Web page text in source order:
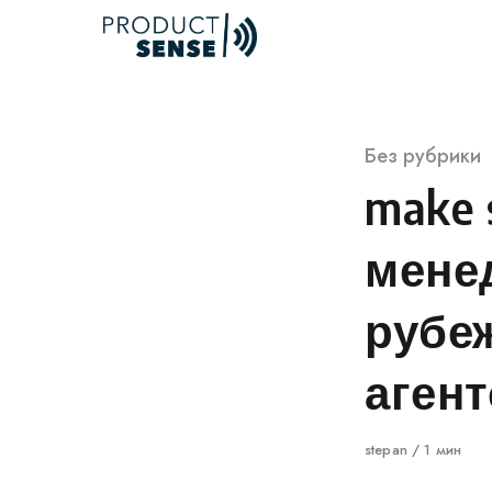
Категория
Без рубрики
make
Автор
stepan 1 мин